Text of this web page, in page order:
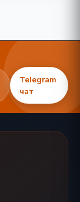
Telegram
чат